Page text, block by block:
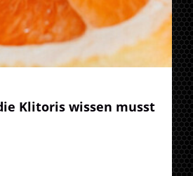
Klitoris wissen musst